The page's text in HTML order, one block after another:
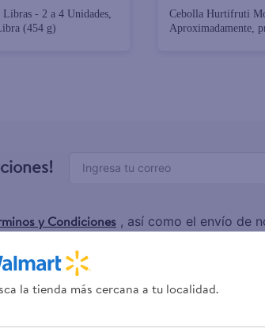
- 2 a 4 Unidades,
(454 g)
Cebolla Hurtifruti
Aproximadamente,
y Condiciones , así como el envío de
Línea blanca ,Laptops
,Celulares iPhone
Financiamiento
la tienda más cercana a tu localidad.